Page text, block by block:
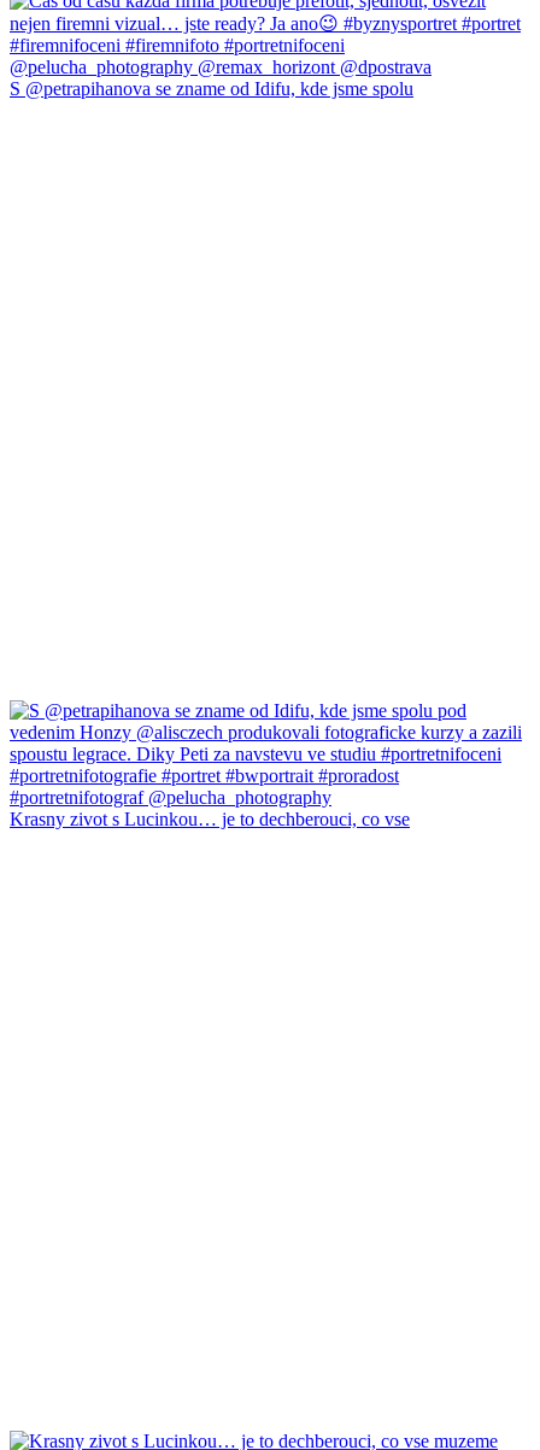
S @petrapihanova se zname od Idifu, kde jsme spolu
Krasny zivot s Lucinkou… je to dechberouci, co vse